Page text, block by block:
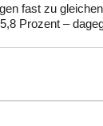
fast zu
Prozent –